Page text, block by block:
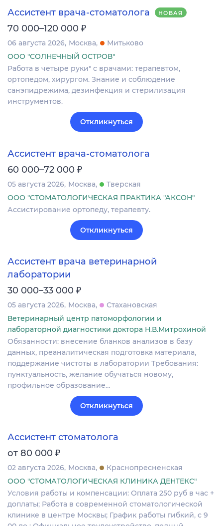
Ассистент врача-стоматолога НОВАЯ
70 000–120 000 ₽
06 августа 2026 Москва
Митьково
ООО "СОЛНЕЧНЫЙ ОСТРОВ"
Работа в четыре руки" с врачами: терапевтом,
ортопедом, хирургом. Знание и соблюдение
санэпидрежима, дезинфекция и стерилизация
инструментов.
Откликнуться
Ассистент врача-стоматолога
60 000–72 000 ₽
05 августа 2026 Москва
Тверская
ООО "СТОМАТОЛОГИЧЕСКАЯ ПРАКТИКА "АКСОН"
Ассистирование ортопеду, терапевту.
Откликнуться
Ассистент врача ветеринарной
лаборатории
30 000–33 000 ₽
05 августа 2026 Москва
Стахановская
Ветеринарный центр патоморфологии и
лабораторной диагностики доктора Н.В.Митрохиной
Обязанности: внесение бланков анализов в базу
данных, преаналитическая подготовка материала,
поддержание чистоты в лаборатории Требования:
пунктуальность, желание обучаться новому,
профильное образование…
Откликнуться
Ассистент стоматолога
от 80 000 ₽
02 августа 2026 Москва
Краснопресненская
ООО "СТОМАТОЛОГИЧЕСКАЯ КЛИНИКА ДЕНТЕКС"
Условия работы и компенсации: Оплата 250 руб в час +
доплаты; Работа в современной стоматологической
клинике в центре Москвы; График работы гибкий, с 9